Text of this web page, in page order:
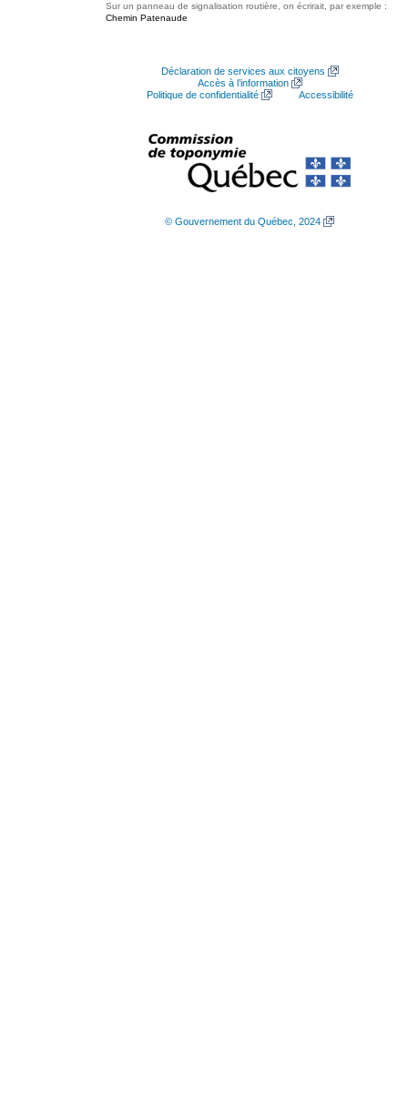
Sur un panneau de signalisation routière, on écrirait, par exemple :
Chemin Patenaude
Déclaration de services aux citoyens
Accès à l’information
Politique de confidentialité
Accessibilité
© Gouvernement du Québec, 2024